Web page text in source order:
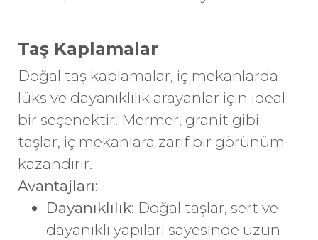
Taş Kaplamalar
Doğal taş kaplamalar, iç mekanlarda
lüks ve dayanıklılık arayanlar için ideal
bir seçenektir. Mermer, granit gibi
taşlar, iç mekanlara zarif bir görünüm
kazandırır.
Avantajları:
Dayanıklılık: Doğal taşlar, sert ve
dayanıklı yapıları sayesinde uzun